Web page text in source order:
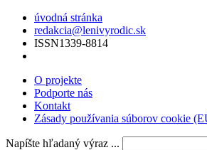
úvodná stránka
redakcia@lenivyrodic.sk
ISSN1339-8814
O projekte
Podporte nás
Kontakt
Zásady používania súborov cookie
Napíšte hľadaný výraz ...